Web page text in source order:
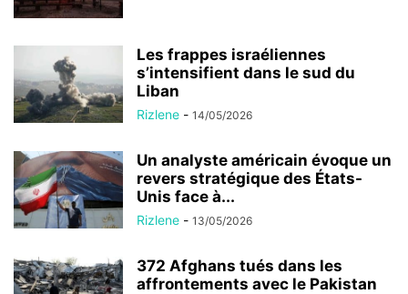
Les frappes israéliennes
s’intensifient dans le sud du
Liban
Rizlene - 14/05/2026
Un analyste américain évoque un
revers stratégique des États-
Unis face à...
Rizlene - 13/05/2026
372 Afghans tués dans les
affrontements avec le Pakistan